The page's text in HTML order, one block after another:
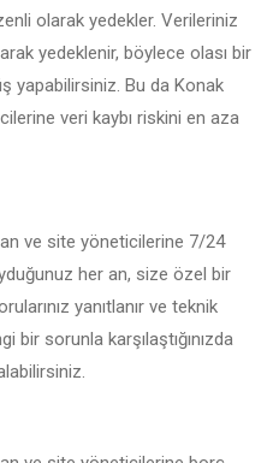
olarak yedekler. Verileriniz
yedeklenir, böylece olası bir
yapabilirsiniz. Bu da Konak
veri kaybı riskini en aza
ve site yöneticilerine 7/24
her an, size özel bir
yanıtlanır ve teknik
bir sorunla karşılaştığınızda